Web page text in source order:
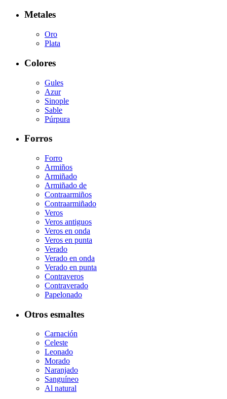
Metales
Oro
Plata
Colores
Gules
Azur
Sinople
Sable
Púrpura
Forros
Forro
Armiños
Armiñado
Armiñado de
Contraarmiños
Contraarmiñado
Veros
Veros antiguos
Veros en onda
Veros en punta
Verado
Verado en onda
Verado en punta
Contraveros
Contraverado
Papelonado
Otros esmaltes
Carnación
Celeste
Leonado
Morado
Naranjado
Sanguíneo
Al natural